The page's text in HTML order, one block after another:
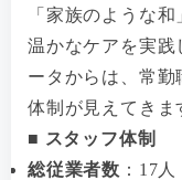
「家族のような
温かなケアを実
ータからは、常勤
体制が見えてきま
■ スタッフ体制
総従業者数 ：17人